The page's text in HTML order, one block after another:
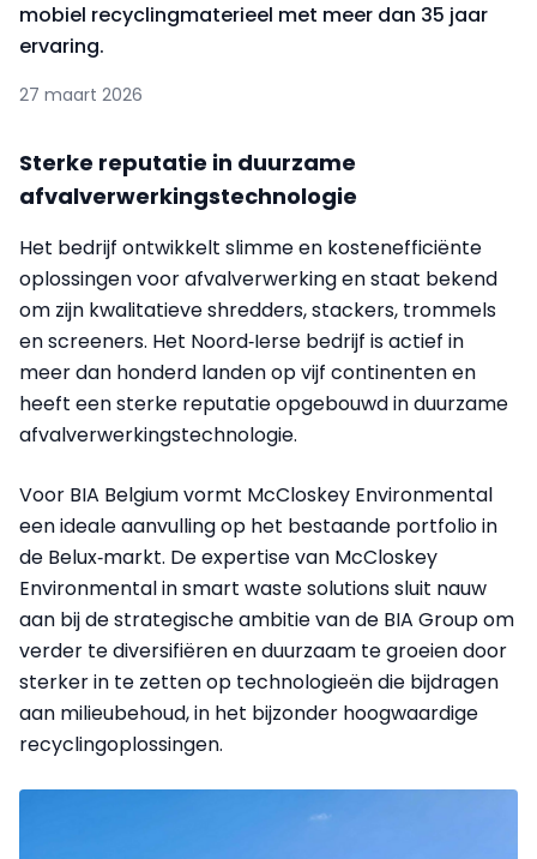
mobiel recyclingmaterieel met meer dan 35 jaar
ervaring.
27 maart 2026
Sterke reputatie in duurzame
afvalverwerkingstechnologie
Het bedrijf ontwikkelt slimme en kostenefficiënte
oplossingen voor afvalverwerking en staat bekend
om zijn kwalitatieve shredders, stackers, trommels
en screeners. Het Noord‑Ierse bedrijf is actief in
meer dan honderd landen op vijf continenten en
heeft een sterke reputatie opgebouwd in duurzame
afvalverwerkingstechnologie.
Voor BIA Belgium vormt McCloskey Environmental
een ideale aanvulling op het bestaande portfolio in
de Belux‑markt. De expertise van McCloskey
Environmental in smart waste solutions sluit nauw
aan bij de strategische ambitie van de BIA Group om
verder te diversifiëren en duurzaam te groeien door
sterker in te zetten op technologieën die bijdragen
aan milieubehoud, in het bijzonder hoogwaardige
recyclingoplossingen.